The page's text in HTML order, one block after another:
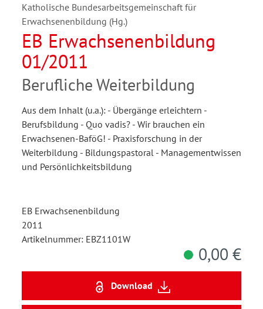
Katholische Bundesarbeitsgemeinschaft für
Erwachsenenbildung (Hg.)
EB Erwachsenenbildung
01/2011
Berufliche Weiterbildung
Aus dem Inhalt (u.a.): - Übergänge erleichtern -
Berufsbildung - Quo vadis? - Wir brauchen ein
Erwachsenen-BaföG! - Praxisforschung in der
Weiterbildung - Bildungspastoral - Managementwissen
und Persönlichkeitsbildung
EB Erwachsenenbildung
2011
Artikelnummer: EBZ1101W
0,00 €
Download